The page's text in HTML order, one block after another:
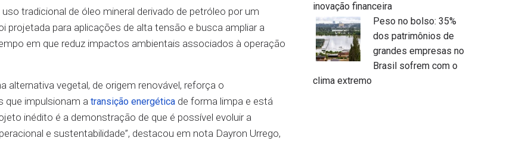
tradicional de óleo mineral derivado de petróleo por um
para aplicações de alta tensão e busca ampliar a
em que reduz impactos ambientais associados à operação
alternativa vegetal, de origem renovável, reforça o
que impulsionam a transição energética de forma limpa e está
inédito é a demonstração de que é possível evoluir a
e sustentabilidade”, destacou em nota Dayron Urrego,
inovação financeira
Peso no bolso: 35%
dos patrimônios de
grandes empresas no
Brasil sofrem com o
clima extremo